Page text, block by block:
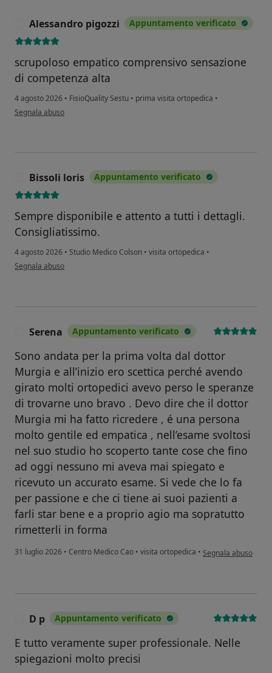
Alessandro pigozzi Appuntamento verificato
scrupoloso empatico comprensivo sensazione
di competenza alta
4 agosto 2026 • FisioQuality Sestu • prima visita ortopedica •
secondo l'opinione dell'utente Alessandro pigozzi
Segnala abuso
Bissoli loris Appuntamento verificato
Sempre disponibile e attento a tutti i dettagli.
Consigliatissimo.
4 agosto 2026 • Studio Medico Colson • visita ortopedica •
secondo l'opinione dell'utente Bissoli loris
Segnala abuso
Serena Appuntamento verificato
Sono andata per la prima volta dal dottor
Murgia e all’inizio ero scettica perché avendo
girato molti ortopedici avevo perso le speranze
di trovarne uno bravo . Devo dire che il dottor
Murgia mi ha fatto ricredere , é una persona
molto gentile ed empatica , nell’esame svoltosi
nel suo studio ho scoperto tante cose che fino
ad oggi nessuno mi aveva mai spiegato e
ricevuto un accurato esame. Si vede che lo fa
per passione e che ci tiene ai suoi pazienti a
farli star bene e a proprio agio ma sopratutto
rimetterli in forma
31 luglio 2026 • Centro Medico Cao • visita ortopedica • secondo l'opinione
Segnala abuso
D p Appuntamento verificato
E tutto veramente super professionale. Nelle
spiegazioni molto precisi